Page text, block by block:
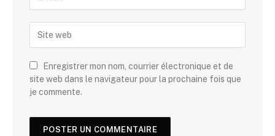
Enregistrer mon nom, courrier électronique et de
site web dans le navigateur pour la prochaine fois que
je commente.